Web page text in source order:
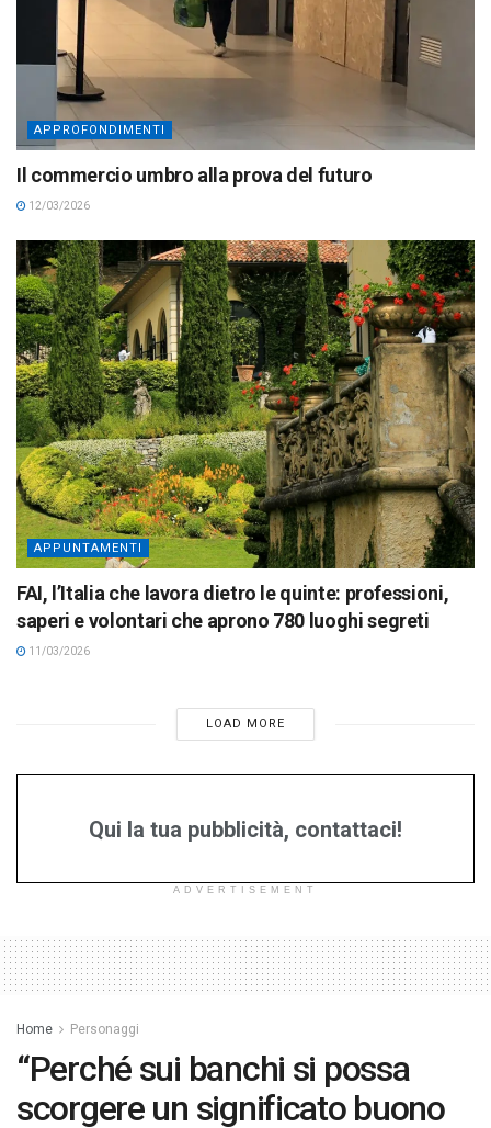
APPROFONDIMENTI
Il commercio umbro alla prova del futuro
12/03/2026
APPUNTAMENTI
FAI, l’Italia che lavora dietro le quinte: professioni,
saperi e volontari che aprono 780 luoghi segreti
11/03/2026
LOAD MORE
Qui la tua pubblicità, contattaci!
ADVERTISEMENT
Home Personaggi
“Perché sui banchi si possa
scorgere un significato buono